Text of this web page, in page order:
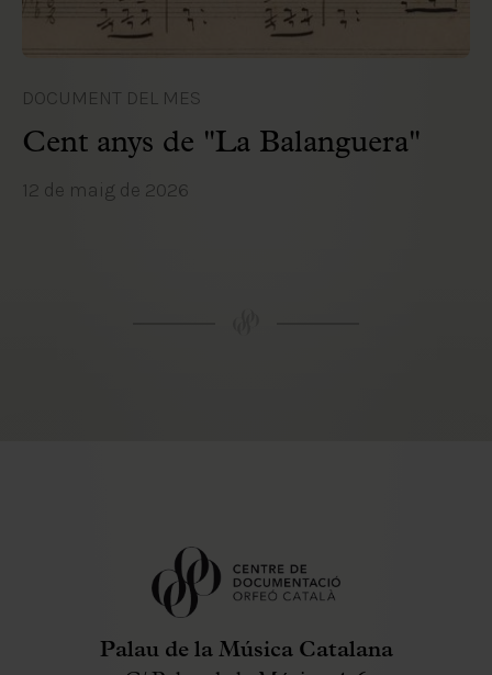
DOCUMENT DEL MES
Cent anys de "La Balanguera"
12 de maig de 2026
Palau de la Música Catalana